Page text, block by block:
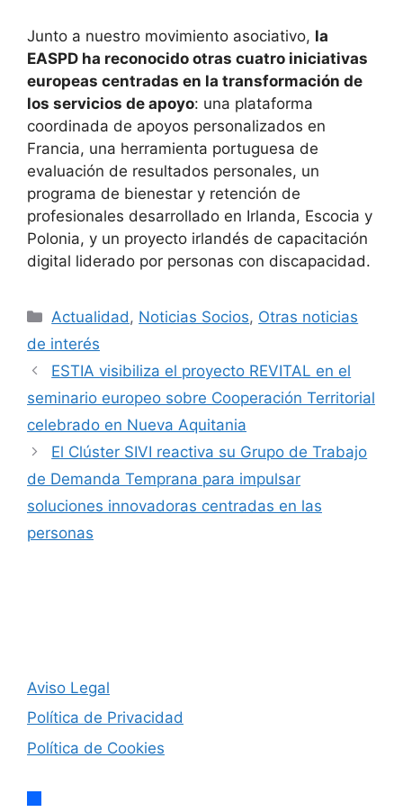
Junto a nuestro movimiento asociativo, la
EASPD ha reconocido otras cuatro iniciativas
europeas centradas en la transformación de
los servicios de apoyo: una plataforma
coordinada de apoyos personalizados en
Francia, una herramienta portuguesa de
evaluación de resultados personales, un
programa de bienestar y retención de
profesionales desarrollado en Irlanda, Escocia y
Polonia, y un proyecto irlandés de capacitación
digital liderado por personas con discapacidad.
Categorías
Actualidad , Noticias Socios, Otras noticias
de interés
ESTIA visibiliza el proyecto REVITAL en el
seminario europeo sobre Cooperación Territorial
celebrado en Nueva Aquitania
El Clúster SIVI reactiva su Grupo de Trabajo
de Demanda Temprana para impulsar
soluciones innovadoras centradas en las
personas
Aviso Legal
Política de Privacidad
Política de Cookies
facebook